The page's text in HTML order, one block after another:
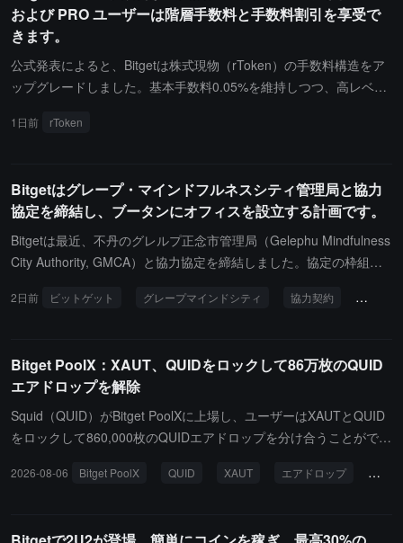
および PRO ユーザーは階層手数料と手数料割引を享受で
きます。
公式発表によると、Bitgetは株式現物（rToken）の手数料構造をア
ップグレードしました。基本手数料0.05%を維持しつつ、高レベル
す。また、BGBを使用して手数料を相殺することで20%の割引も受
ユーザーのメイカー手数料は最低0.008%、テイカーは最低0.0175
2%です。米国株の通常取引時間中、注文はStockRouteを通じて基
盤市場にルーティングされ、統一してテイカー手数料が課金されま
す。週末および祝日の内部マッチング時間帯では、メイカーとテイ
1日前 rToken
Bitgetはグレープ・マインドフルネスシティ管理局と協力
協定を締結し、ブータンにオフィスを設立する計画です。
Bitgetは最近、不丹のグレルプ正念市管理局（Gelephu Mindfulness
City Authority, GMCA）と協力協定を締結しました。協定の枠組み
グレルプ金融サービスオフィス（GFSO）の規制枠組みの下で関連
す。計画に基づき、Bitgetは現地に徐々にオフィスを設立し、現地
の採用を行い、地域の人材育成および長期的な構築を支援します。
不丹南部の特別行政区として、GMCは次世代の国際金融およびイ
ノベーションセンターとして構築されています。その仮想資産制度
理事会の理事であるJigdrel Singayは、Bitgetなどのパートナーを導
2日前 ビットゲット グレープマインドシティ 協力契約 ブータ
Bitget PoolX：XAUT、QUIDをロックして86万枚のQUID
エアドロップを解除
Squid（QUID）がBitget PoolXに上場し、ユーザーはXAUTとQUID
をロックして860,000枚のQUIDエアドロップを分け合うことができ
0枚のQUIDで、1人あたりのロック上限は300 XAUTです；QUIDロ
2026-08-06 Bitget PoolX QUID XAUT エアドロップ ロッ